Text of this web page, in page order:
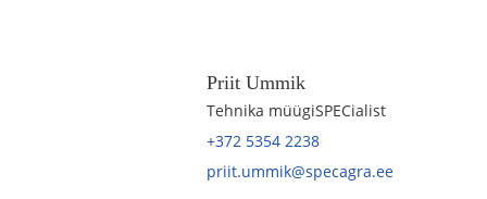
Priit Ummik
Tehnika müügiSPECialist
+372 5354 2238
priit.ummik@specagra.ee